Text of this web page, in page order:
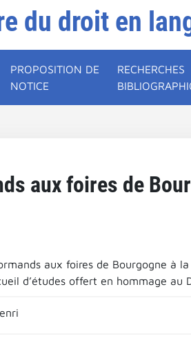
du droit en
PROPOSITION DE
NOTICE
RECHERCHES
aux foires de
aux foires de Bourgogne à
d’études offert en hommage au